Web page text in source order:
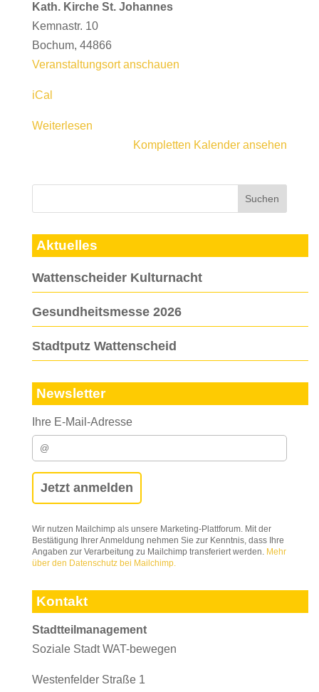
Kath. Kirche St. Johannes
Kemnastr. 10
Bochum, 44866
Veranstaltungsort anschauen
iCal
Weiterlesen
Kompletten Kalender ansehen
Aktuelles
Wattenscheider Kulturnacht
Gesundheitsmesse 2026
Stadtputz Wattenscheid
Newsletter
Ihre E-Mail-Adresse
Wir nutzen Mailchimp als unsere Marketing-Plattforum. Mit der
Bestätigung Ihrer Anmeldung nehmen Sie zur Kenntnis, dass Ihre
Angaben zur Verarbeitung zu Mailchimp transferiert werden. Mehr
über den Datenschutz bei Mailchimp.
Kontakt
Stadtteilmanagement
Soziale Stadt WAT-bewegen
Westenfelder Straße 1